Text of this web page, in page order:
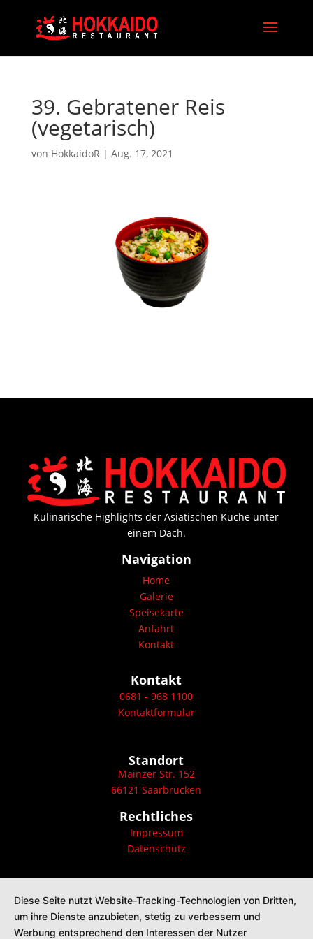
39. Gebratener Reis
(vegetarisch)
von HokkaidoR | Aug. 17, 2021
Kulinarische Highlights der Asiatischen Küche unter
einem Dach.
Navigation
Home
Galerie
Speisekarte
Anfahrt
Kontakt
Kontakt
0681 - 968 1100
Kontaktformular
Standort
Mainzer Str. 152
66121 Saarbrücken
Rechtliches
Impressum
Datenschutz
Diese Seite nutzt Website-Tracking-Technologien von Dritten,
um ihre Dienste anzubieten, stetig zu verbessern und
Werbung entsprechend den Interessen der Nutzer